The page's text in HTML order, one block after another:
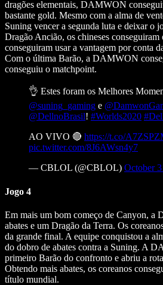
dragões elementais, DAMWON
bastante gold. Mesmo com a alma de
Suning vencer a segunda luta e deixar o
Dragão Ancião, os chineses conseguiram
conseguiram usar a vantagem por conta
Com o última Barão, a DAMWON
conseguiu o matchpoint.
👌 Estes foram os Melhores
@suning_gaming e
@DellnoBrasil! #Worlds2020
AO VIVO 🔴 https://t.co/
pic.twitter.com/8J6AWsn4y7
— CBLOL (@CBLOL) October
Jogo 4
Em mais um bom começo de Canyon, a
abates e um Dragão da Terra. Os
da grande final. A equipe conquistou a
do dobro de abates contra a Suning. A
primeiro Barão do confronto e abriu a
Obtendo mais abates, os coreanos
título mundial.